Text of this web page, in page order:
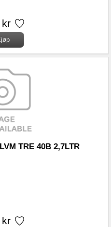
TRE 40B 2,7LTR